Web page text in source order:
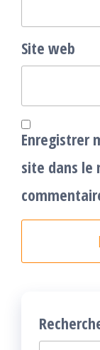
Site web
Enregistrer
site dans le